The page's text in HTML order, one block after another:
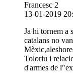
Francesc 2
13-01-2019
Ja hi tornem a
catalans no
Toloriu i
d'armes de